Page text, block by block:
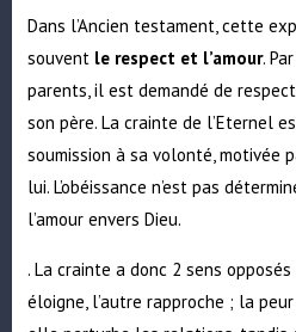
Dans l’Ancien testament, cette
souvent le respect et l’amour.
parents, il est demandé de
son père. La crainte de l’Eternel
soumission à sa volonté, motivée
lui. L’obéissance n’est pas
l’amour envers Dieu.
. La crainte a donc 2 sens
éloigne, l’autre rapproche ; la